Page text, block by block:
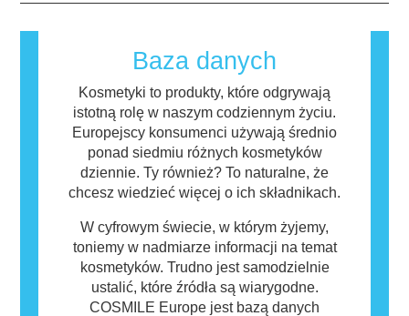
funkcjonowania układu hormonalnego.
mogą zawierać składniki, które dla niektórych
osób mogą okazać się alergizujące. Nie
oznacza to jednak, że produkt nie jest
bezpieczny dla innych.
Baza danych
Kosmetyki to produkty, które odgrywają
istotną rolę w naszym codziennym życiu.
Europejscy konsumenci używają średnio
ponad siedmiu różnych kosmetyków
dziennie. Ty również? To naturalne, że
chcesz wiedzieć więcej o ich składnikach.
W cyfrowym świecie, w którym żyjemy,
toniemy w nadmiarze informacji na temat
kosmetyków. Trudno jest samodzielnie
ustalić, które źródła są wiarygodne.
COSMILE Europe jest bazą danych